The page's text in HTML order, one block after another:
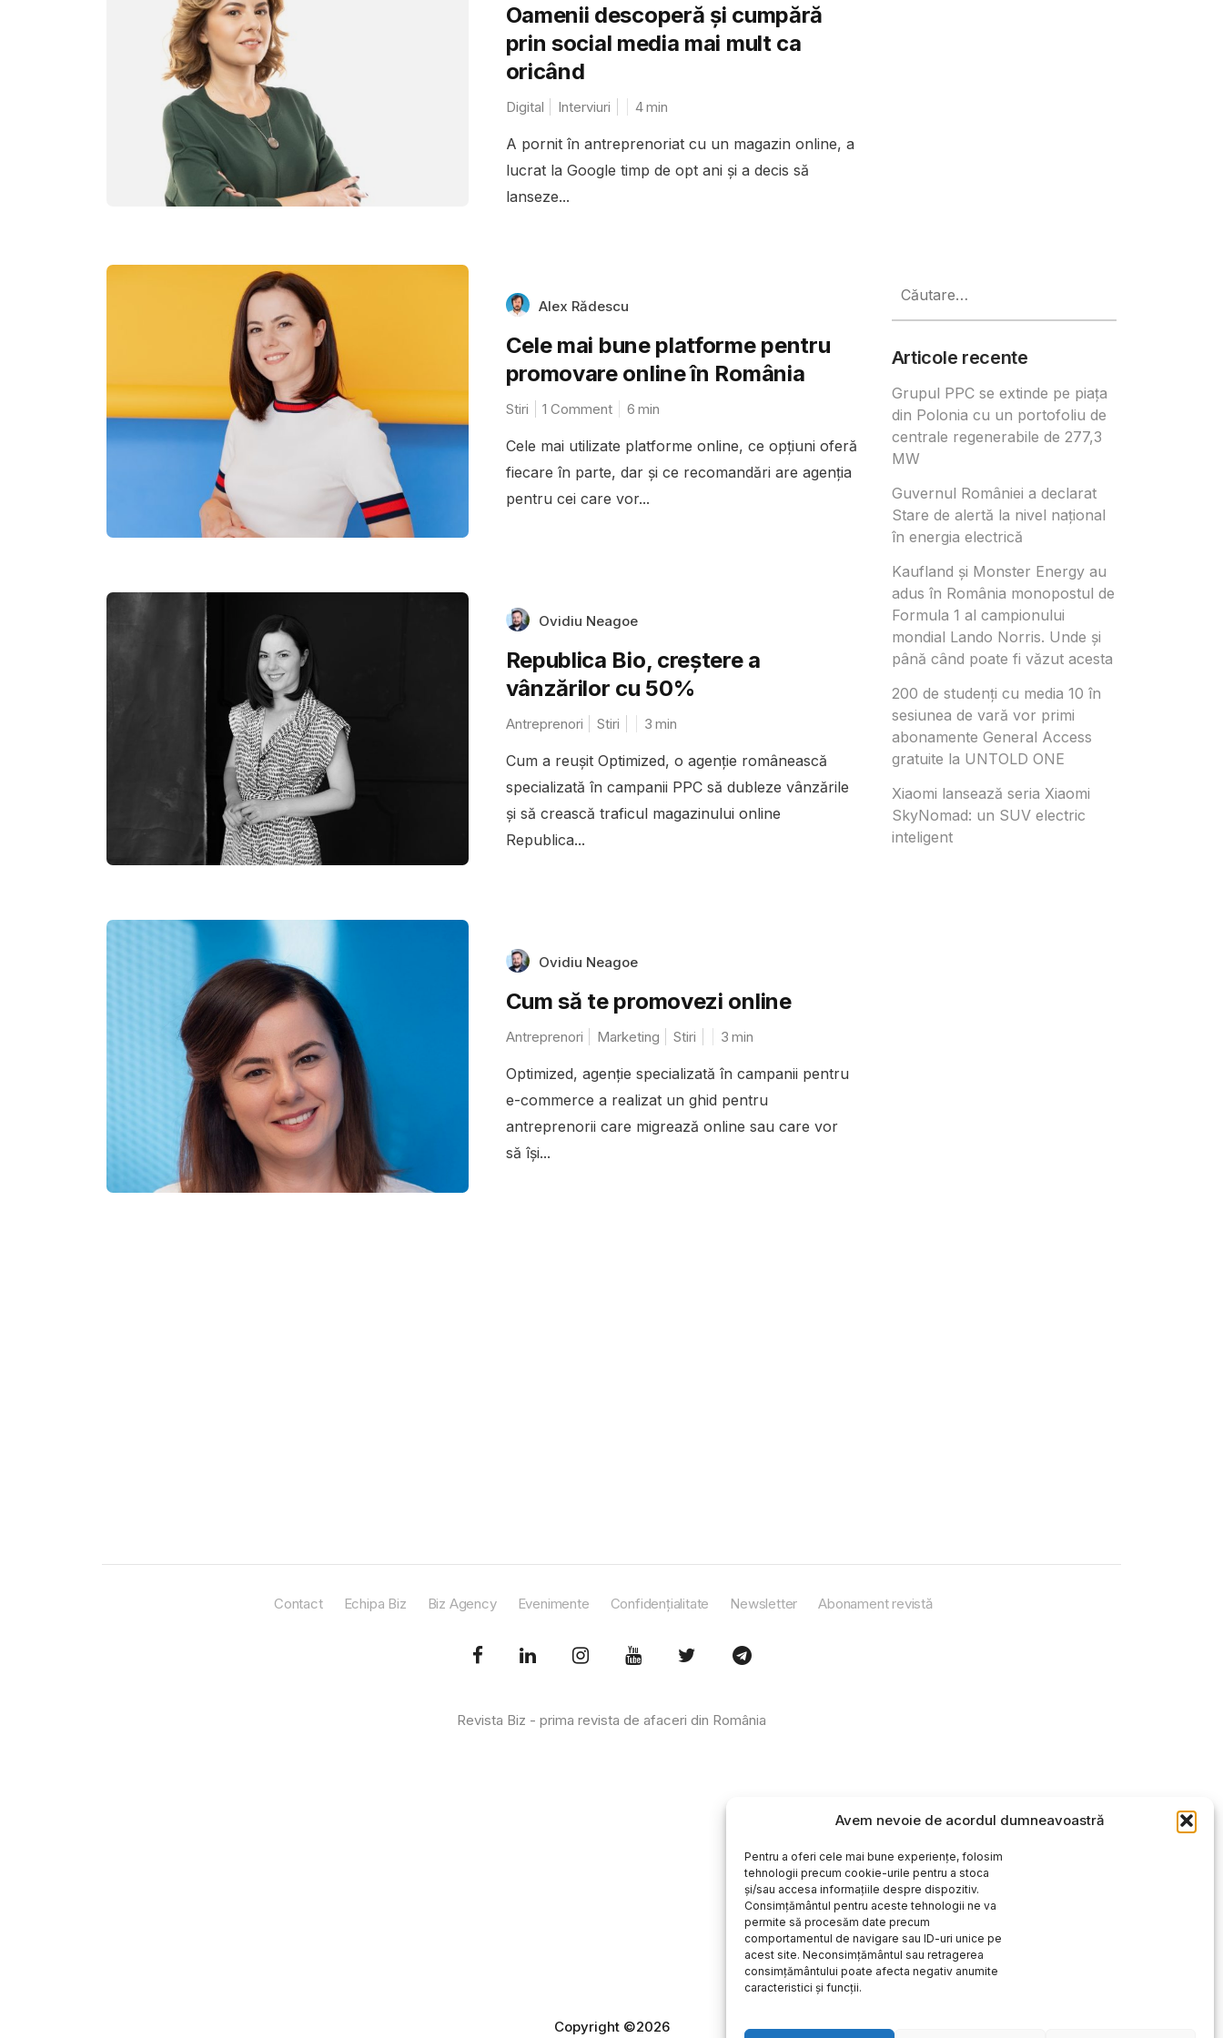
Avem nevoie de acordul dumneavoastră
Pentru a oferi cele mai bune experiențe, folosim
tehnologii precum cookie-urile pentru a stoca
și/sau accesa informațiile despre dispozitiv.
Consimțământul pentru aceste tehnologii ne va
permite să procesăm date precum
comportamentul de navigare sau ID-uri unice pe
acest site. Neconsimțământul sau retragerea
consimțământului poate afecta negativ anumite
caracteristici și funcții.
Oamenii descoperă și cumpără
prin social media mai mult ca
oricând
Digital Interviuri 4min
A pornit în antreprenoriat cu un magazin online, a
lucrat la Google timp de opt ani și a decis să
lanseze...
Alex Rădescu
Cele mai bune platforme pentru
promovare online în România
Stiri 1 Comment 6 min
Cele mai utilizate platforme online, ce opțiuni oferă
fiecare în parte, dar și ce recomandări are agenția
pentru cei care vor...
Ovidiu Neagoe
Republica Bio, creștere a
vânzărilor cu 50%
Antreprenori Stiri 3 min
Cum a reușit Optimized, o agenție românească
specializată în campanii PPC să dubleze vânzările
și să crească traficul magazinului online
Republica...
Ovidiu Neagoe
Cum să te promovezi online
Antreprenori Marketing Stiri 3 min
Optimized, agenție specializată în campanii pentru
e-commerce a realizat un ghid pentru
antreprenorii care migrează online sau care vor
să își...
după:
Articole recente
Grupul PPC se extinde pe piața
din Polonia cu un portofoliu de
centrale regenerabile de 277,3
MW
Guvernul României a declarat
Stare de alertă la nivel național
în energia electrică
Kaufland și Monster Energy au
adus în România monopostul de
Formula 1 al campionului
mondial Lando Norris. Unde și
până când poate fi văzut acesta
200 de studenți cu media 10 în
sesiunea de vară vor primi
abonamente General Access
gratuite la UNTOLD ONE
Xiaomi lansează seria Xiaomi
SkyNomad: un SUV electric
inteligent
Contact Echipa Biz Biz Agency Evenimente Confidențialitate Newsletter Abonament revistă
Revista Biz - prima revista de afaceri din România
Copyright ©2026